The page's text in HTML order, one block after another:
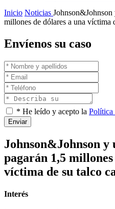
Inicio Noticias
millones de dólares a una víctima
Envíenos su caso
* He leído y acepto la Política
Enviar
Johnson&Johnson y
pagarán 1,5
víctima de su talco
Interés